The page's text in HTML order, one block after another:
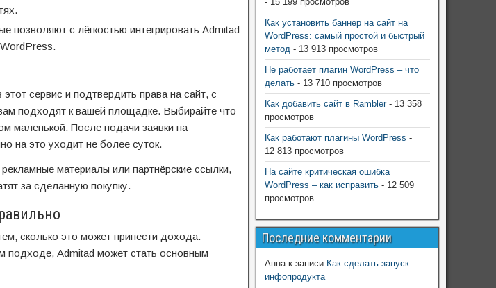
позволяют с лёгкостью интегрировать Admitad
сервис и подтвердить права на сайт, с
подходят к вашей площадке. Выбирайте что-
маленькой. После подачи заявки на
на это уходит не более суток.
материалы или партнёрские ссылки,
за сделанную покупку.
сколько это может принести дохода.
подходе, Admitad может стать основным
Как установить баннер на сайт на
WordPress: самый простой и быстрый
метод - 13 913 просмотров
Не работает плагин WordPress – что
делать - 13 710 просмотров
Как добавить сайт в Rambler- 13 358
просмотров
Как работают плагины WordPress -
12 813 просмотров
На сайте критическая ошибка
WordPress – как исправить - 12 509
просмотров
Последние комментарии
Аннак записи Как сделать запуск
инфопродукта